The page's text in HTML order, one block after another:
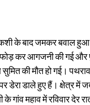
के बाद जमकर बवाल
कर आगजनी की गई और
की मौत हो गई।
डाले हुए हैं। क्षेत्र में
गांव महाव में रविवार देर